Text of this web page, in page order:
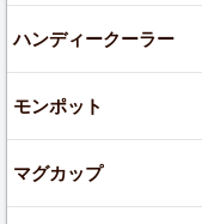
ハンディークーラー
モンポット
マグカップ